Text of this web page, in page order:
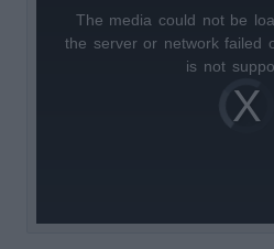
Video
Player
loading.
The media could not be
the server or network failed
is not